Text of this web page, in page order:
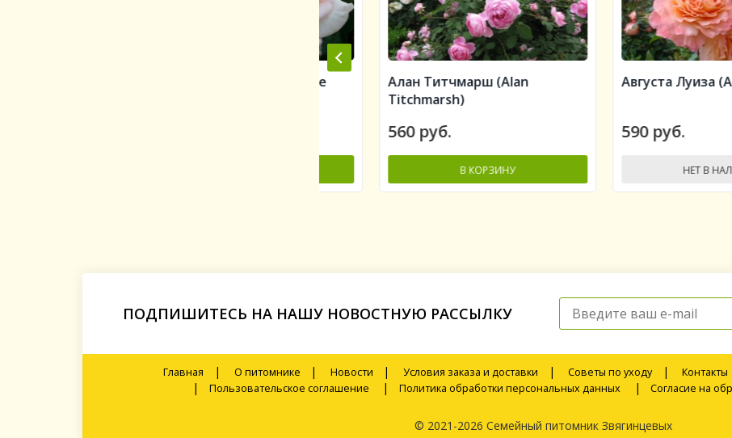
Алан Титчмарш (Alan
Titchmarsh)
560 руб.
Августа Луиза (Augusta
590 руб.
НЕТ В НАЛИЧИИ
ПОДПИШИТЕСЬ НА НАШУ НОВОСТНУЮ РАССЫЛКУ
Главная | О питомнике | Новости | Условия заказа и доставки | Советы по уходу | Контакты
| Пользовательское соглашение | Политика обработки персональных данных | Согласие на
© 2021-2026 Семейный питомник Звягинцевых